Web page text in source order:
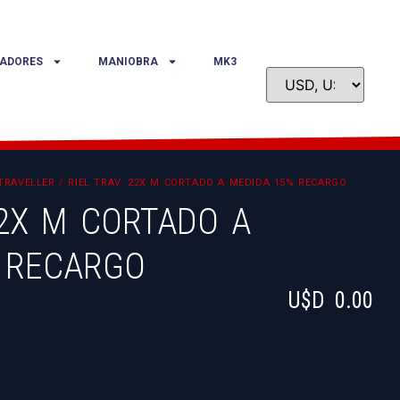
MANIOBRA MK3
/ RIEL TRAV. 22X M CORTADO A MEDIDA 15% RECARGO
M CORTADO A
U$D 0.00